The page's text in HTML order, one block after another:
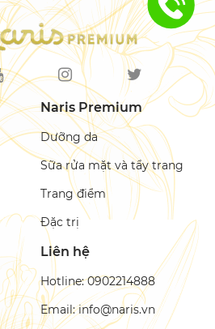
Naris Premium
Dưỡng da
Sữa rửa mặt và tẩy trang
Trang điểm
Đặc trị
Liên hệ
Hotline: 0902214888
Email: info@naris.vn